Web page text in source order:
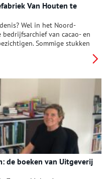
Van Houten te
Wel in het Noord-
van cacao- en
Sommige stukken
A.H. de Heus.
de boeken van Uitgeverij